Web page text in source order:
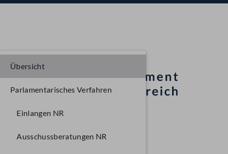
Übersicht
Parlamentarisches Verfahren
Einlangen NR
Ausschussberatungen NR